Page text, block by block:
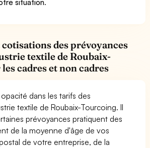
situation.
des prévoyances
textile de Roubaix-
cadres et non cadres
dans les tarifs des
textile de Roubaix-Tourcoing. Il
prévoyances pratiquent des
de la moyenne d'âge de vos
de votre entreprise, de la